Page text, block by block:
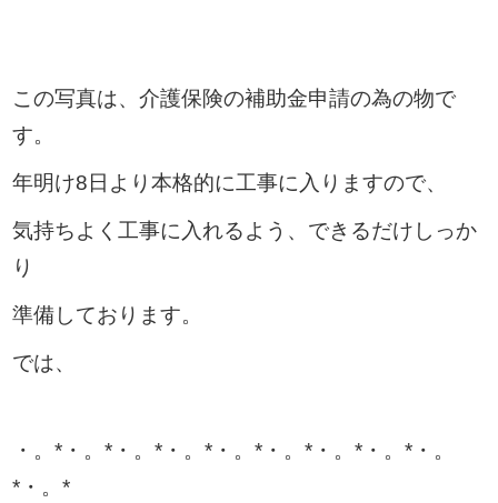
この写真は、介護保険の補助金申請の為の物で
す。
年明け8日より本格的に工事に入りますので、
気持ちよく工事に入れるよう、できるだけしっか
り
準備しております。
では、
・。*・。*・。*・。*・。*・。*・。*・。*・。
*・。*